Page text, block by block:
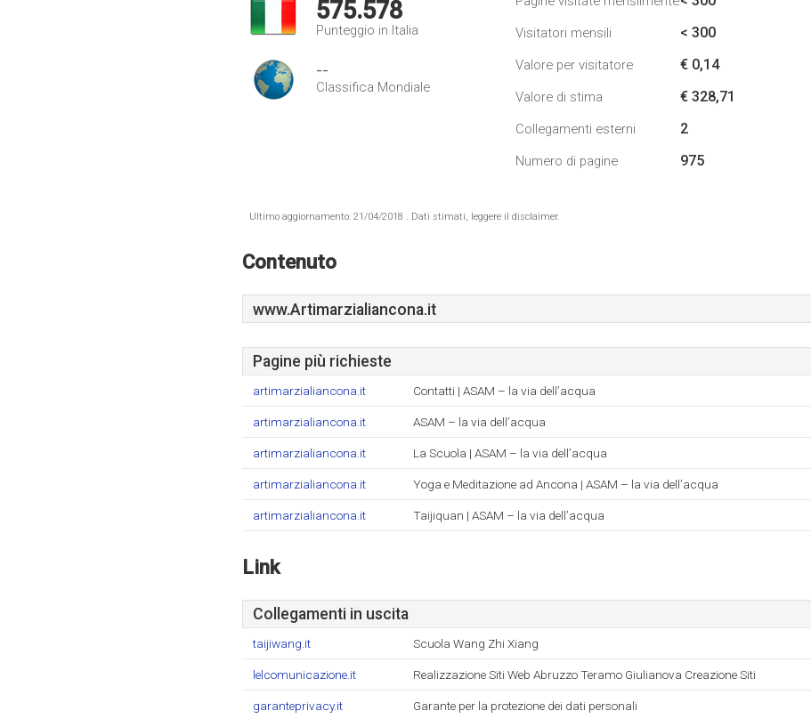
575.578
Punteggio in Italia
--
Classifica Mondiale
Visitatori mensili < 300
Valore per visitatore € 0,14
Valore di stima € 328,71
Collegamenti esterni 2
Numero di pagine 975
Ultimo aggiornamento: 21/04/2018 . Dati stimati, leggere il disclaimer.
Contenuto
www.Artimarzialiancona.it
Pagine più richieste
artimarzialiancona.it Contatti | ASAM – la via dell’acqua
artimarzialiancona.it ASAM – la via dell’acqua
artimarzialiancona.it La Scuola | ASAM – la via dell’acqua
artimarzialiancona.it Yoga e Meditazione ad Ancona | ASAM – la via dell’acqua
artimarzialiancona.it Taijiquan | ASAM – la via dell’acqua
Link
Collegamenti in uscita
taijiwang.it Scuola Wang Zhi Xiang
lelcomunicazione.it Realizzazione Siti Web Abruzzo Teramo Giulianova Creazione Siti
garanteprivacy.it Garante per la protezione dei dati personali